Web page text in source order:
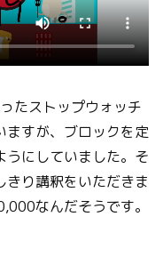
たストップウォッチ
ますが、ブロックを定
にしていました。そ
きり講釈をいただきま
なんだそうです。